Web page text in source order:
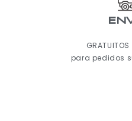
GRATUITOS
para pedidos